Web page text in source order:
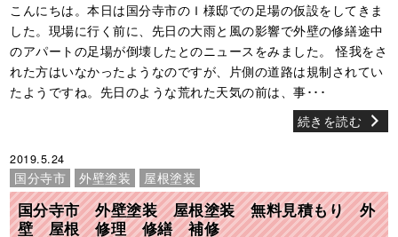
こんにちは。本日は国分寺市のＩ様邸での足場の仮設をしてきま
した。現場に行く前に、先日の大雨と風の影響で外壁の修繕途中
のアパートの足場が倒壊したとのニュースをみました。 怪我をさ
れた方はいなかったようなのですが、片側の道路は規制されてい
たようですね。先日のような荒れた天気の前は、事･･･
続きを読む
2019.5.24
国分寺市 外壁塗装 屋根塗装
国分寺市 外壁塗装 屋根塗装 無料見積もり 外
壁 屋根 修理 修繕 補修